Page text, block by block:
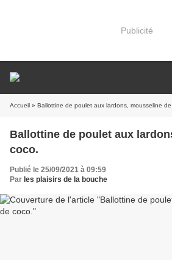
Publicité
Accueil » Ballottine de poulet aux lardons, mousseline de
Ballottine de poulet aux
coco.
Publié le 25/09/2021 à 09:59
Par les plaisirs de la bouche